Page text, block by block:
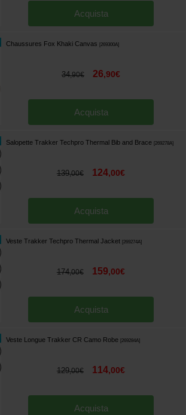
Acquista
Chaussures Fox Khaki Canvas 269300A]
34,90€ 26,90€
Acquista
Salopette Trakker Techpro Thermal Bib and Brace 269278A]
139,00€ 124,00€
Acquista
Veste Trakker Techpro Thermal Jacket 269274A]
174,00€ 159,00€
Acquista
Veste Longue Trakker CR Camo Robe 269284A]
129,00€ 114,00€
Acquista